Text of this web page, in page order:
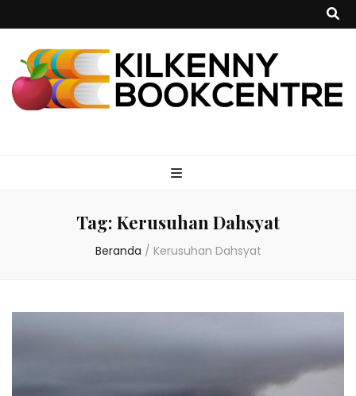
Tag: Kerusuhan Dahsyat
Beranda / Kerusuhan Dahsyat